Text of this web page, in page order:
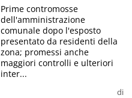
di
Prime contromosse
dell'amministrazione
comunale dopo l'esposto
presentato da residenti della
zona; promessi anche
maggiori controlli e ulteriori
inter...